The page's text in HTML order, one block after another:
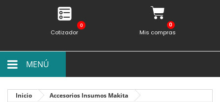
0
Cotizador Mis compras
MENÚ
Inicio
Accesorios Insumos Makita